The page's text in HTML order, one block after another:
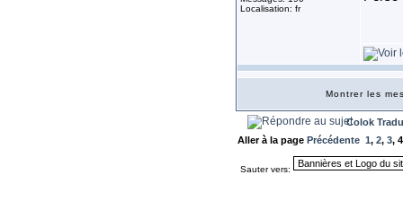
Localisation: fr
Montrer les
Colok
Aller à la page Précédente 1, 2, 3, 4
Sauter vers: